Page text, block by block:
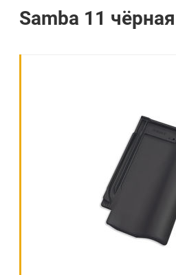
Samba 11 чёрная